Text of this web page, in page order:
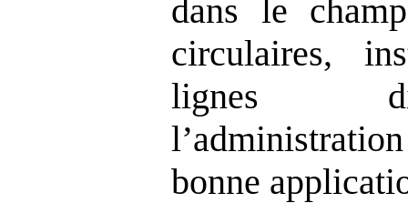
dans le
circulaires,
lignes
bonne